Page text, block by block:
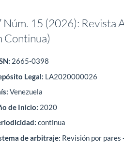
15 (2026): Revista
Continua)
2665-0398
o Legal: LA2020000026
Venezuela
de Inicio: 2020
continua
de arbitraje: Revisión por pares